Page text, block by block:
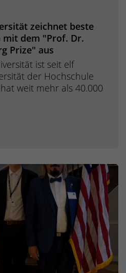
zeichnet beste
mit dem "Prof. Dr.
Prize" aus
ist seit elf
der Hochschule
weit mehr als 40.000